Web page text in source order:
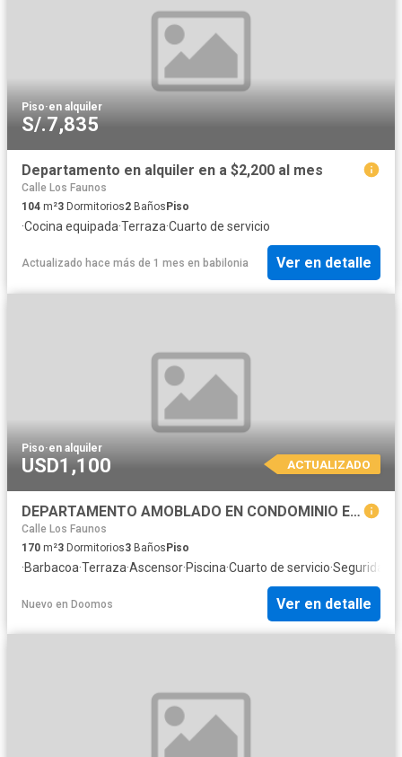
Piso·en alquiler
S/.7,835
Departamento en alquiler en a $2,200 al mes
Calle Los Faunos
104 m²3 Dormitorios2 Baños Piso
·Cocina equipada·Terraza·Cuarto de servicio
Actualizado hace más de 1 mes en babilonia Ver en detalle
Piso·en alquiler
USD1,100 ACTUALIZADO
DEPARTAMENTO AMOBLADO EN CONDOMINIO EXCLUSIVO EN SAN BARTOLO
Calle Los Faunos
170 m²3 Dormitorios3 BañosPiso
·Barbacoa·Terraza·Ascensor·Piscina·Cuarto de servicio·Seguridad
Nuevo en Doomos Ver en detalle